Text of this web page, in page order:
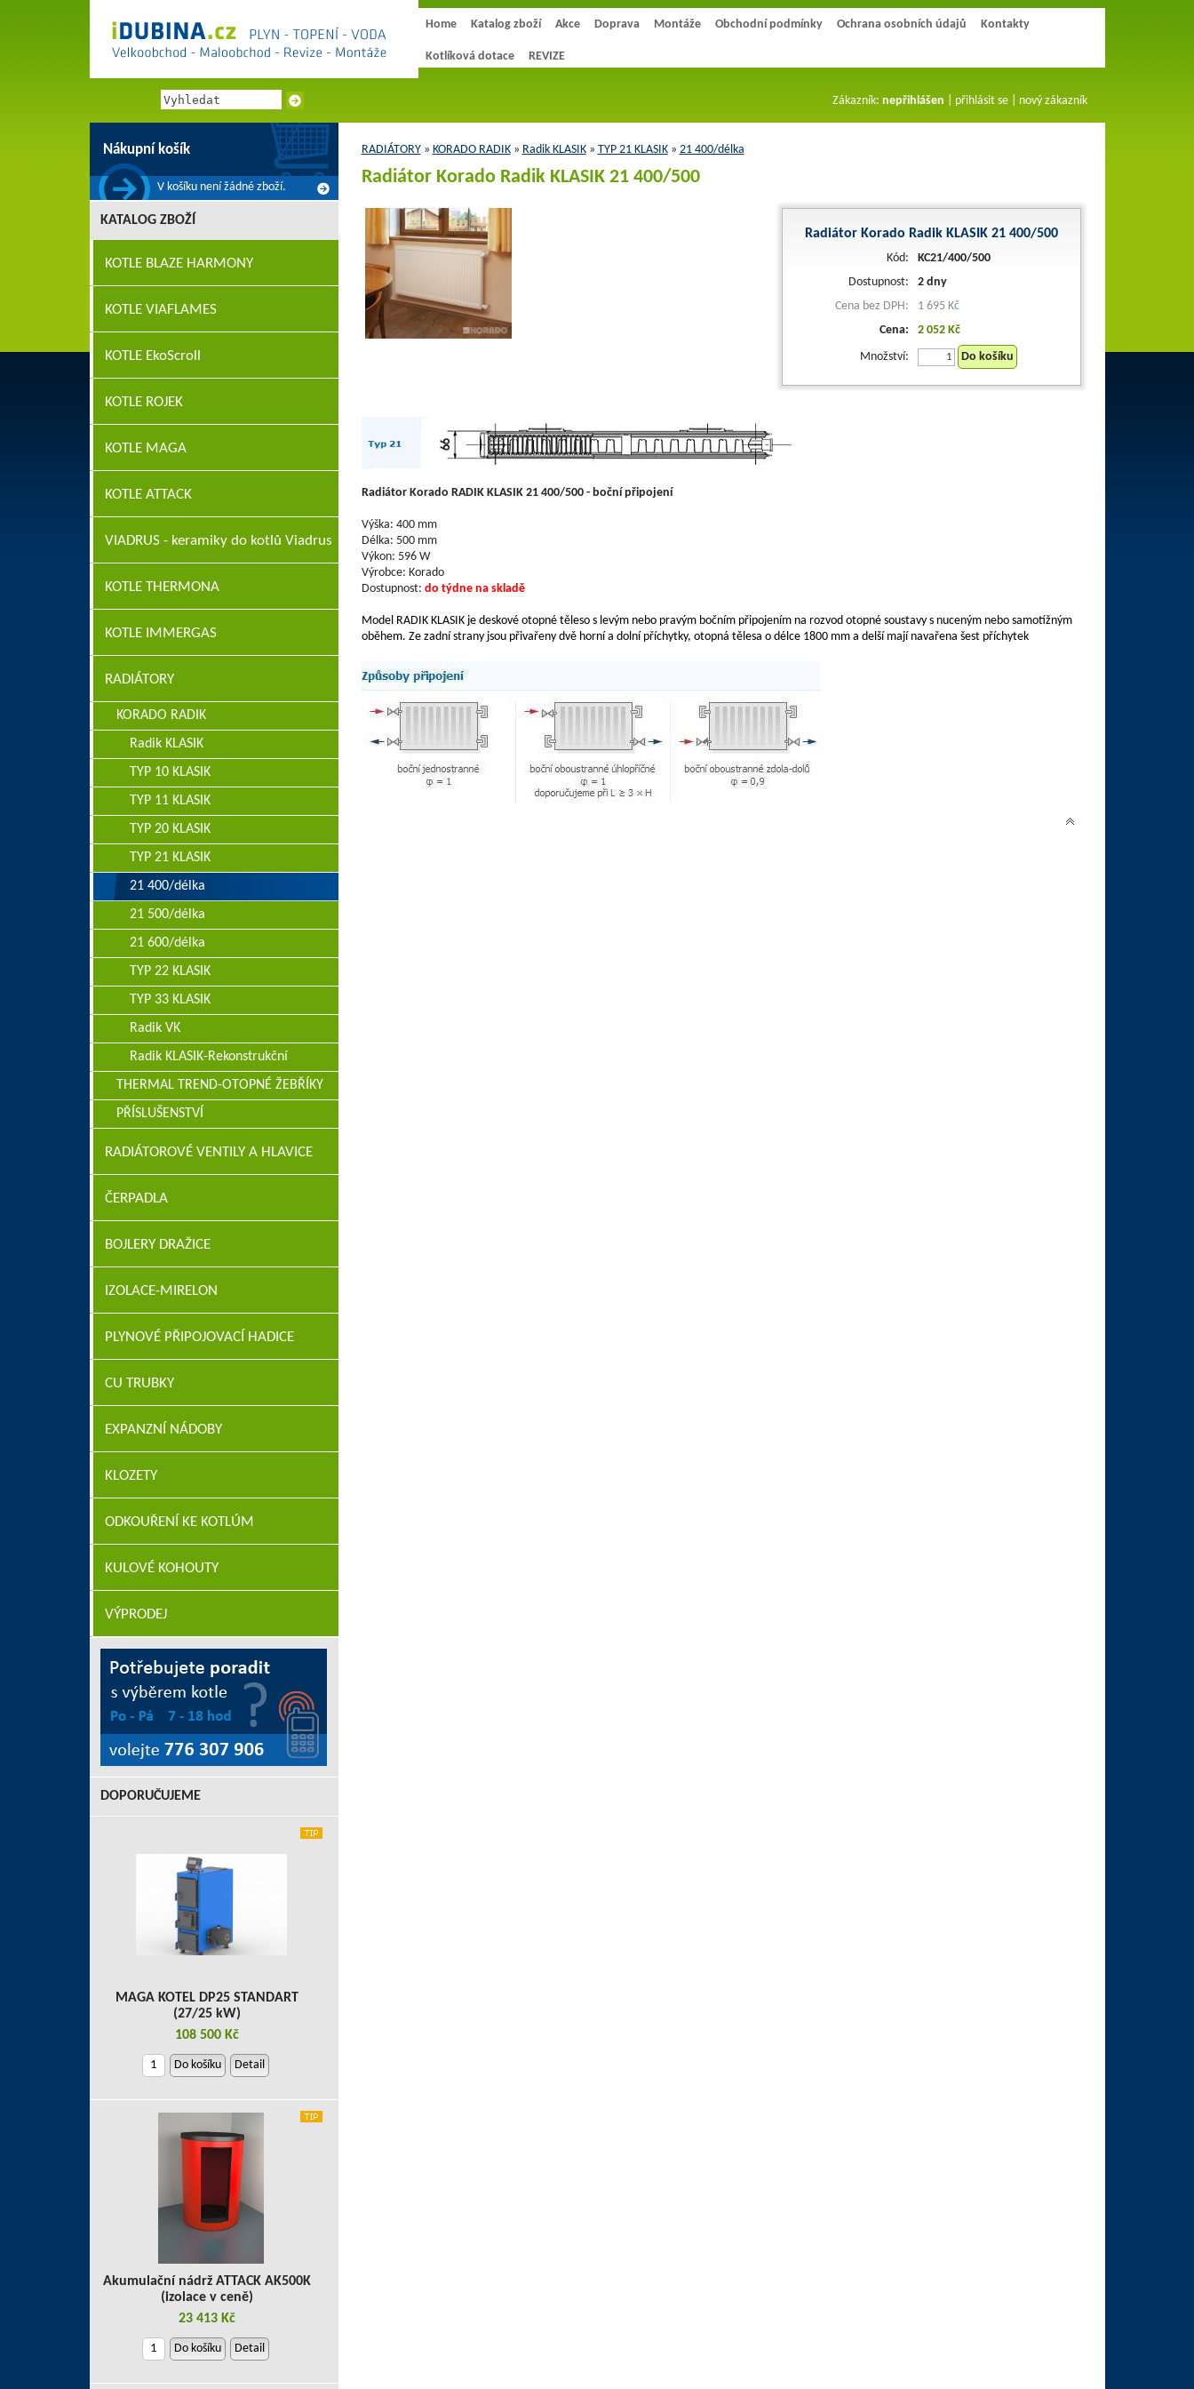
Home Katalog zboží Akce Doprava Montáže Obchodní podmínky Ochrana osobních údajů Kontakty
Kotlíková dotace REVIZE
Zákazník: nepřihlášen přihlásit se| nový zákazník
RADIÁTORY» KORADO RADIK» Radik KLASIK» TYP 21 KLASIK» 21 400/délka
Radiátor Korado Radik KLASIK 21 400/500
Radiátor Korado Radik KLASIK 21 400/500
Kód:
KC21/400/500
Dostupnost:
2 dny
Cena bez DPH:
1 695 Kč
Cena:
2 052 Kč
Množství:
Do košíku
Radiátor Korado RADIK KLASIK 21 400/500 - boční připojení
Výška: 400 mm
Délka: 500 mm
Výkon: 596 W
Výrobce: Korado
Dostupnost: do týdne na skladě
Model RADIK KLASIK je deskové otopné těleso s levým nebo pravým bočním připojením na rozvod otopné soustavy s nuceným nebo samotížným
oběhem. Ze zadní strany jsou přivařeny dvě horní a dolní příchytky, otopná tělesa o délce 1800 mm a delší mají navařena šest příchytek
Nákupní košík
V košíku není žádné zboží.
KATALOG ZBOŽÍ
KOTLE BLAZE HARMONY
KOTLE VIAFLAMES
KOTLE EkoScroll
KOTLE ROJEK
KOTLE MAGA
KOTLE ATTACK
VIADRUS - keramiky do kotlů Viadrus
KOTLE THERMONA
KOTLE IMMERGAS
RADIÁTORY
KORADO RADIK
Radik KLASIK
TYP 10 KLASIK
TYP 11 KLASIK
TYP 20 KLASIK
TYP 21 KLASIK
21 400/délka
21 500/délka
21 600/délka
TYP 22 KLASIK
TYP 33 KLASIK
Radik VK
Radik KLASIK-Rekonstrukční
THERMAL TREND-OTOPNÉ ŽEBŘÍKY
PŘÍSLUŠENSTVÍ
RADIÁTOROVÉ VENTILY A HLAVICE
ČERPADLA
BOJLERY DRAŽICE
IZOLACE-MIRELON
PLYNOVÉ PŘIPOJOVACÍ HADICE
CU TRUBKY
EXPANZNÍ NÁDOBY
KLOZETY
ODKOUŘENÍ KE KOTLÚM
KULOVÉ KOHOUTY
VÝPRODEJ
DOPORUČUJEME
MAGA KOTEL DP25 STANDART
(27/25 kW)
108 500 Kč
Do košíku Detail
Akumulační nádrž ATTACK AK500K
(izolace v ceně)
23 413 Kč
Do košíku Detail